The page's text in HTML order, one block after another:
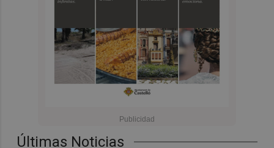
Últimas Noticias